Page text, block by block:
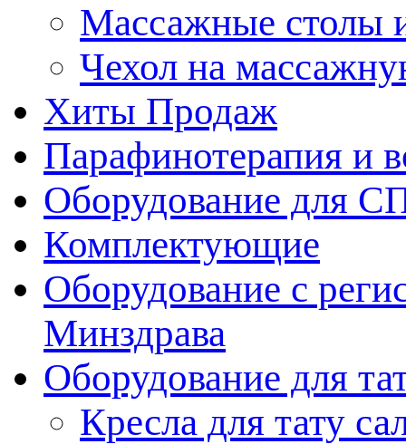
Массажные столы
Чехол на
Хиты Продаж
Парафинотерапия и
Оборудование для
Комплектующие
Оборудование с
Минздрава
Оборудование для
Кресла для тату